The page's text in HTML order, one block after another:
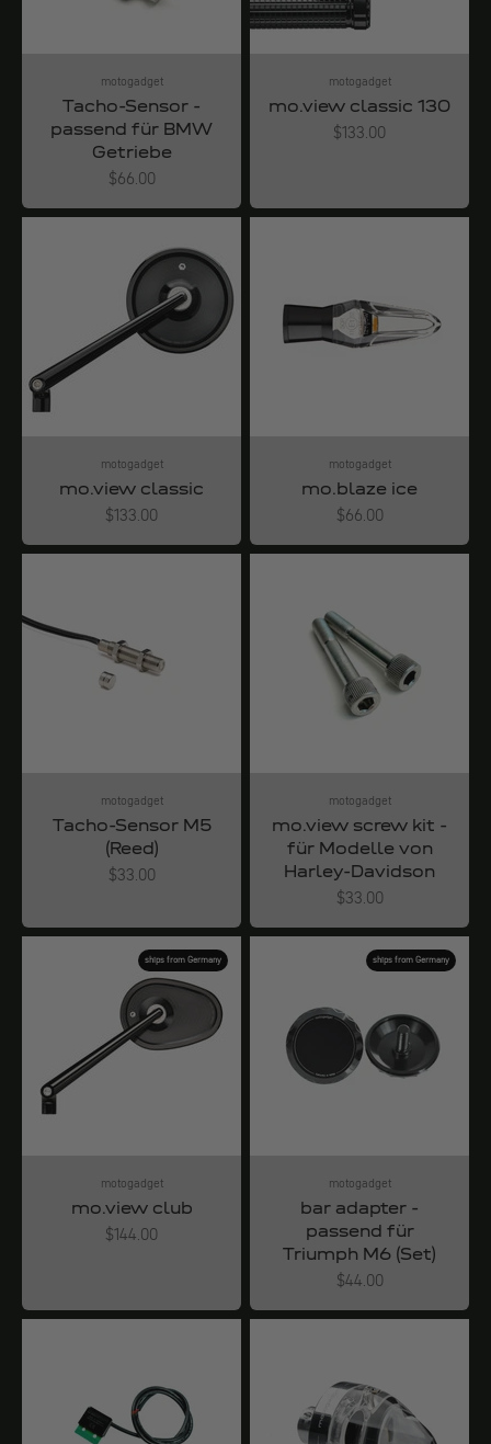
motogadget
Tacho-Sensor -
passend für BMW
Getriebe
Angebot
$66.00
motogadget
mo.view classic 130
Angebot
$133.00
motogadget
mo.view classic
Angebot
$133.00
motogadget
mo.blaze ice
Angebot
$66.00
motogadget
Tacho-Sensor M5
(Reed)
Angebot
$33.00
motogadget
mo.view screw kit -
für Modelle von
Harley-Davidson
Angebot
$33.00
ships from Germany
motogadget
mo.view club
Angebot
$144.00
ships from Germany
motogadget
bar adapter -
passend für
Triumph M6 (Set)
Angebot
$44.00